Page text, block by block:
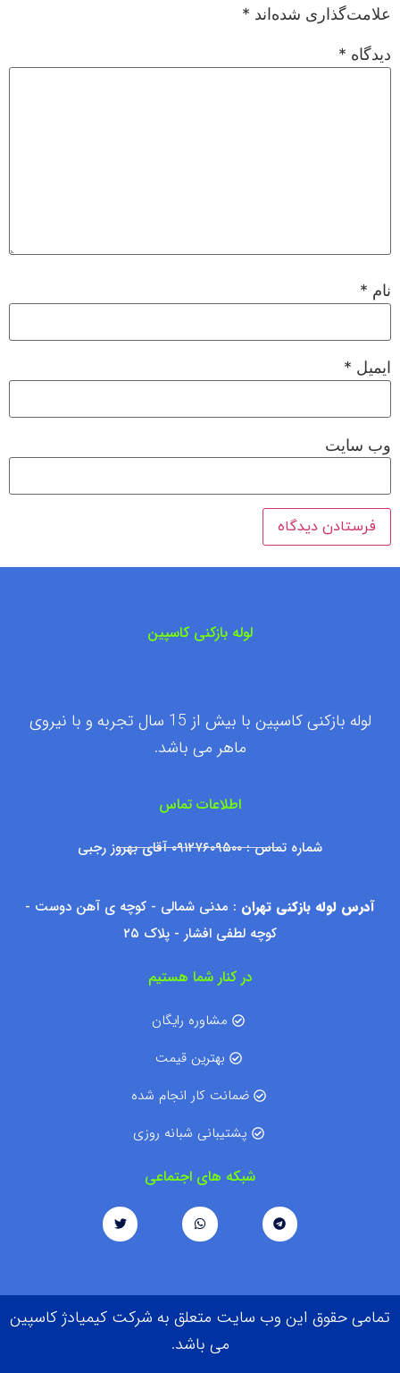
علامت‌گذاری شده‌اند *
دیدگاه *
نام *
ایمیل *
وب‌ سایت
لوله بازکنی کاسپین
لوله بازکنی کاسپین با بیش از 15 سال تجربه و با نیروی
ماهر می باشد.
اطلاعات تماس
شماره تماس : ۰۹۱۲۷۶۰۹۵۰۰ آقای بهروز رجبی
آدرس لوله بازکنی تهران : مدنی شمالی - کوچه ی آهن دوست -
کوچه لطفی افشار - پلاک ۲۵
در کنار شما هستیم
مشاوره رایگان
بهترین قیمت
ضمانت کار انجام شده
پشتیبانی شبانه روزی
شبکه های اجتماعی
تمامی حقوق این وب سایت متعلق به شرکت کیمیادژ کاسپین
می باشد.